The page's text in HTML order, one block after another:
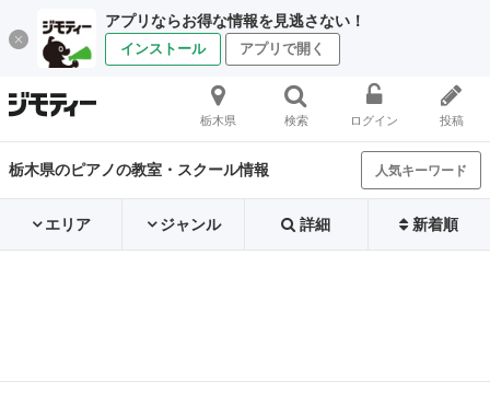
アプリならお得な情報を見逃さない！
インストール アプリで開く
栃木県 検索 ログイン 投稿
栃木県のピアノの教室・スクール情報 人気キーワード
エリア ジャンル 詳細 新着順